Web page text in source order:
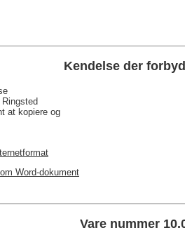
Kendelse der
at kopiere og
Word-dokument
Vare nummer